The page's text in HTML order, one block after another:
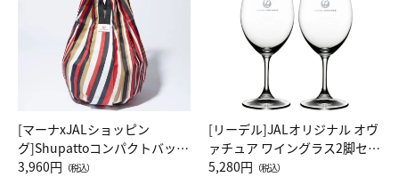
[マーナxJALショッピン
グ]Shupattoコンパクトバッグ
Drop JAL客室乗務員（LC）ス
3,960円 （税込）
[リーデル]JALオリジナル オヴ
ァチュア ワイングラス2脚セッ
ト（レッドワイン）
5,280円 （税込）